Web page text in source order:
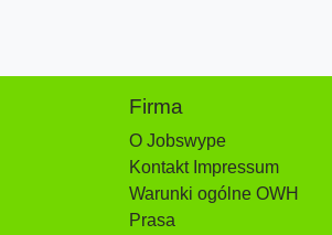
Firma
O Jobswype
Kontakt Impressum
Warunki ogólne OWH
Prasa